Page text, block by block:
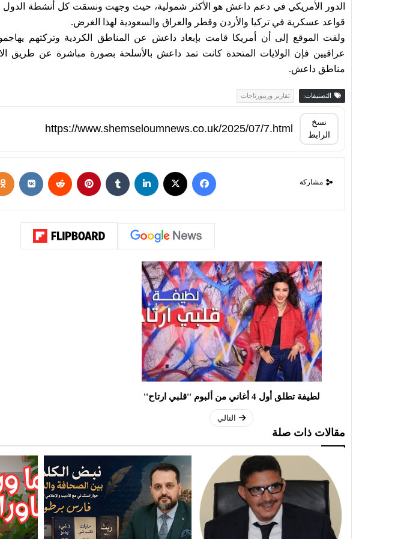
الدور الأمريكي في دعم داعش هو الأكثر شمولية، حيث وجهت ونسقت كل أنشطة
قواعد عسكرية في تركيا والأردن وقطر والعراق والسعودية لهذا الغرض.
ولفت الموقع إلى أن أمريكا قامت بإبعاد داعش عن المناطق الكردية وتركتهم
عراقيين فإن الولايات المتحدة كانت تمد داعش بالأسلحة بصورة مباشرة عن طريق
مناطق داعش.
التصنيفات: تقارير وريبورتاجات
نسخ
الرابط
مشاركة
لطيفة تطلق أول 4 أغاني من ألبوم ''قلبي ارتاح''
التالي
مقالات ذات صلة